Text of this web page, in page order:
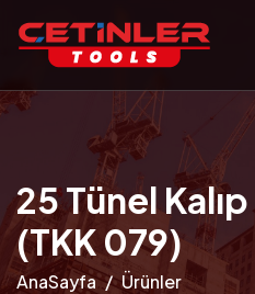
25 Tünel
(TKK 079)
AnaSayfa
Ürünler